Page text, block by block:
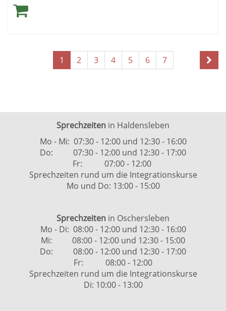
Seiten
blättern
1 2 3 4 5 6 7
Sprechzeiten in Haldensleben
Mo - Mi: 07:30 - 12:00 und 12:30 - 16:00
Do: 07:30 - 12:00 und 12:30 - 17:00
Fr: 07:00 - 12:00
Sprechzeiten rund um die Integrationskurse
Mo und Do: 13:00 - 15:00
Sprechzeiten in Oschersleben
Mo - Di: 08:00 - 12:00 und 12:30 - 16:00
Mi: 08:00 - 12:00 und 12:30 - 15:00
Do: 08:00 - 12:00 und 12:30 - 17:00
Fr: 08:00 - 12:00
Sprechzeiten rund um die Integrationskurse
Di: 10:00 - 13:00